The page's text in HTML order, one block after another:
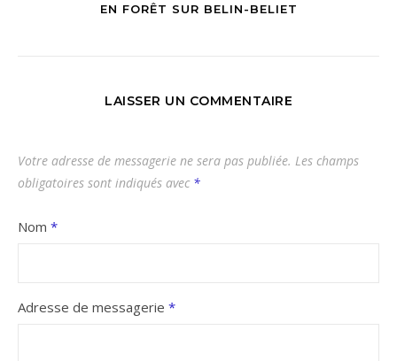
EN FORÊT SUR BELIN-BELIET
LAISSER UN COMMENTAIRE
Votre adresse de messagerie ne sera pas publiée. Les champs
obligatoires sont indiqués avec *
Nom *
Adresse de messagerie *